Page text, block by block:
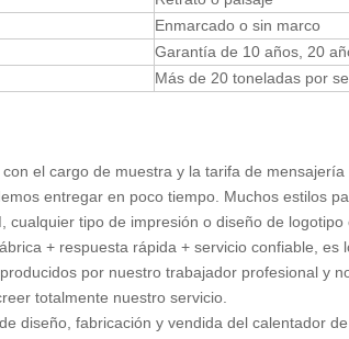
Enmarcado o sin marco
Garantía de 10 años, 20
Más de 20 toneladas por
el cargo de muestra y la tarifa de mensajería
entregar en poco tiempo. Muchos estilos
cualquier tipo de impresión o diseño de logotipo
+ respuesta rápida + servicio confiable, es
por nuestro trabajador profesional y
totalmente nuestro servicio.
diseño, fabricación y vendida del calentador